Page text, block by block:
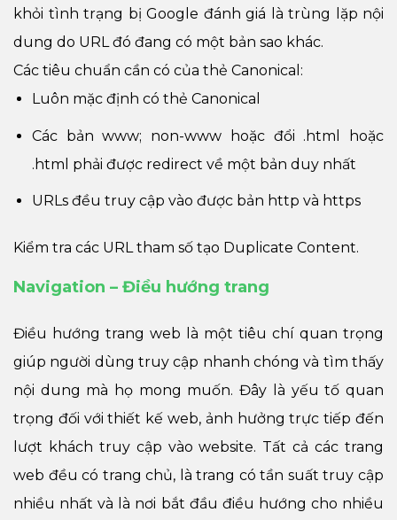
khỏi tình trạng bị Google đánh giá là trùng lặp nội
dung do URL đó đang có một bản sao khác.
Các tiêu chuẩn cần có của thẻ Canonical:
Luôn mặc định có thẻ Canonical
Các bản www; non-www hoặc đổi .html hoặc
.html phải được redirect về một bản duy nhất
URLs đều truy cập vào được bản http và https
Kiểm tra các URL tham số tạo Duplicate Content.
Navigation – Điều hướng trang
Điều hướng trang web là một tiêu chí quan trọng
giúp người dùng truy cập nhanh chóng và tìm thấy
nội dung mà họ mong muốn. Đây là yếu tố quan
trọng đối với thiết kế web, ảnh hưởng trực tiếp đến
lượt khách truy cập vào website. Tất cả các trang
web đều có trang chủ, là trang có tần suất truy cập
nhiều nhất và là nơi bắt đầu điều hướng cho nhiều